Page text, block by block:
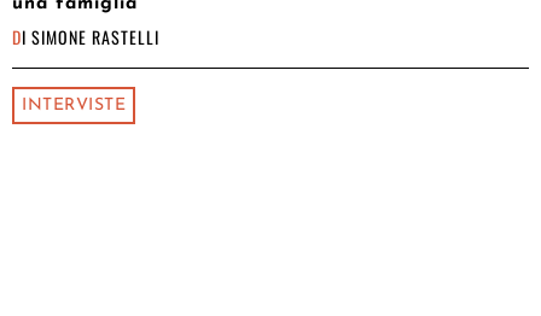
una famiglia
DI SIMONE RASTELLI
INTERVISTE